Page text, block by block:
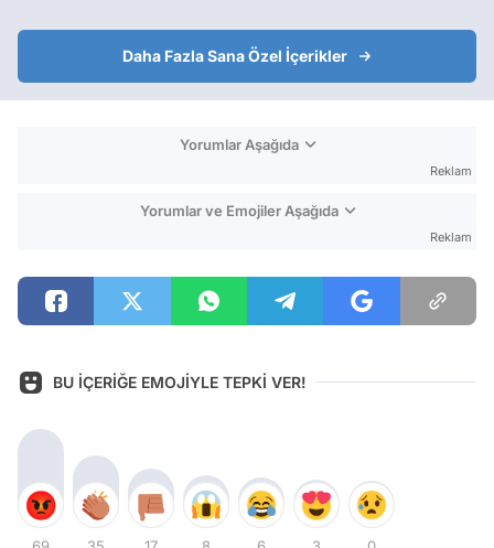
Daha Fazla Sana Özel İçerikler
Yorumlar Aşağıda
Reklam
Yorumlar ve Emojiler Aşağıda
Reklam
BU İÇERİĞE EMOJİYLE TEPKİ VER!